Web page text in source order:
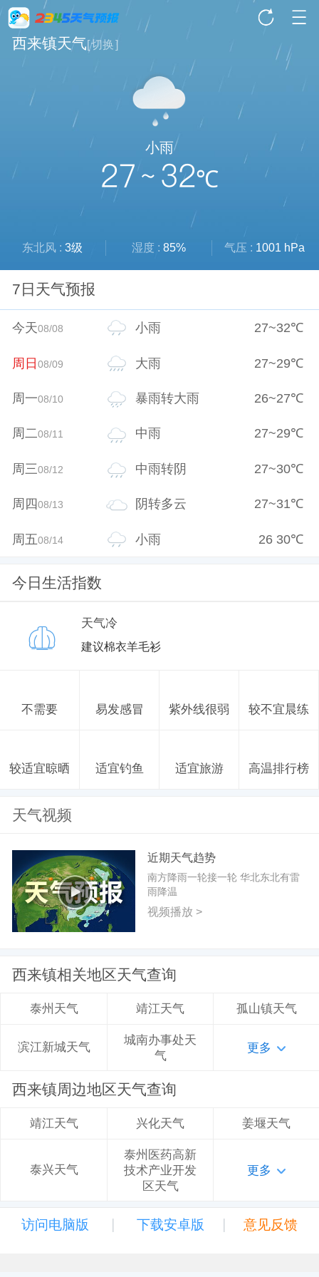
西来镇天气[切换]
小雨
27 ~ 32℃
东北风 :3级 湿度 : 85% 气压 : 1001 hPa
7日天气预报
今天08/08 小雨 27~32℃
周日08/09 大雨 27~29℃
周一08/10 暴雨转大雨 26~27℃
周二08/11 中雨 27~29℃
周三08/12 中雨转阴 27~30℃
周四08/13 阴转多云 27~31℃
周五08/14 小雨 26 30℃
今日生活指数
天气冷
建议棉衣羊毛衫
不需要 易发感冒 紫外线很弱 较不宜晨练
较适宜晾晒 适宜钓鱼 适宜旅游 高温排行榜
天气视频
近期天气趋势
南方降雨一轮接一轮 华北东北有雷
雨降温
视频播放 >
西来镇相关地区天气查询
泰州天气 靖江天气 孤山镇天气
滨江新城天气
城南办事处天
气
更多
西来镇周边地区天气查询
靖江天气 兴化天气 姜堰天气
泰兴天气
泰州医药高新
技术产业开发
区天气
更多
访问电脑版 | 下载安卓版 | 意见反馈